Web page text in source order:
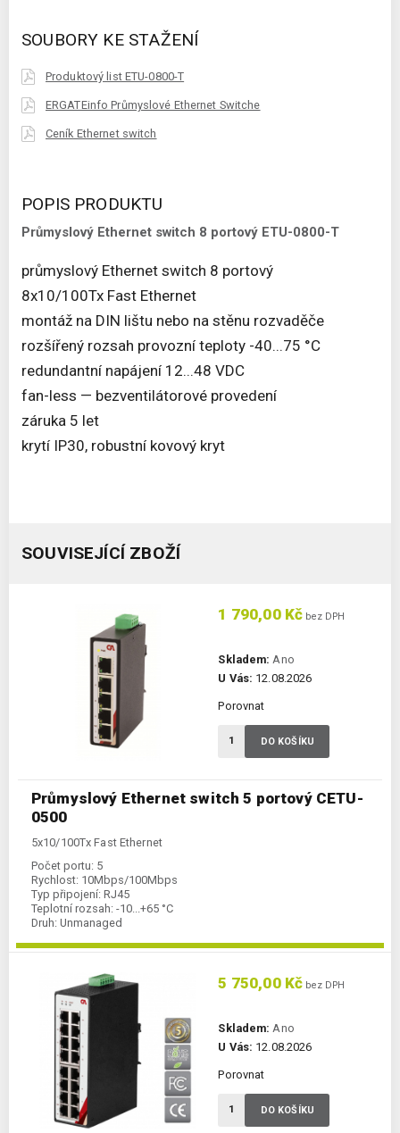
SOUBORY KE STAŽENÍ
Produktový list ETU-0800-T
ERGATEinfo Průmyslové Ethernet Switche
Ceník Ethernet switch
POPIS PRODUKTU
Průmyslový Ethernet switch 8 portový ETU-0800-T
průmyslový Ethernet switch 8 portový
8x10/100Tx Fast Ethernet
montáž na DIN lištu nebo na stěnu rozvaděče
rozšířený rozsah provozní teploty -40...75 °C
redundantní napájení 12...48 VDC
fan-less — bezventilátorové provedení
záruka 5 let
krytí IP30, robustní kovový kryt
SOUVISEJÍCÍ ZBOŽÍ
Průmyslový Ethernet switch 5 portový CETU-
0500
5x10/100Tx Fast Ethernet
Počet portu: 5
Rychlost: 10Mbps/100Mbps
Typ připojení: RJ45
Teplotní rozsah: -10...+65 °C
Druh: Unmanaged
1 790,00 Kč bez DPH
Skladem: Ano
U Vás: 12.08.2026
Porovnat
DO KOŠÍKU
5 750,00 Kč bez DPH
Skladem: Ano
U Vás: 12.08.2026
Porovnat
DO KOŠÍKU